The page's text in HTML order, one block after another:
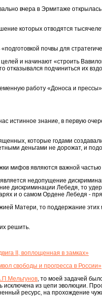
вчера в Эрмитаже
которых отводятся
почвы для
и начинают «строить
подчиниться их
работу «Доноса и
знание, в первую
которые годами
деньгами не дорожат, и
мифов являются важной
недопущение
дискриминации Лебедя, то
и о самом Ордене Лебедя -
Матери, то поддержание
решить.
II, воплощенная в замках»
свободы и прогресса в России»
, то моей задачей
из цепи эволюции.
ресурс, на прохождение